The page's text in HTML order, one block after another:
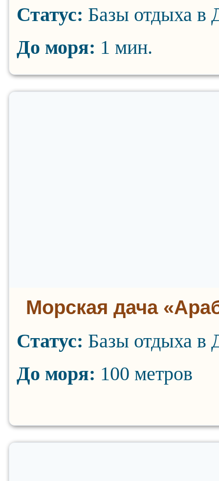
Статус: Базы отдыха в
До моря: 1 мин.
Морская дача
Статус: Базы отдыха в
До моря: 100 метров